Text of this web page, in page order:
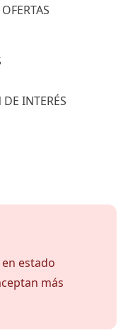
INTERÉS
estado
más